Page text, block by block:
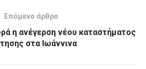
Επόμενο άρθρο
η ανέγερση νέου καταστήματος
στα Ιωάννινα